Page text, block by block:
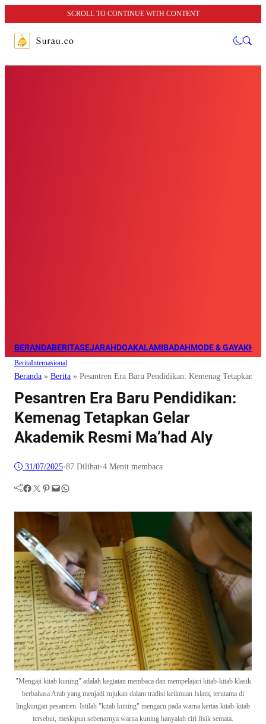
SCROLL TO CONTINUE WITH CONTENT
BERANDABERITASEJARAHDOAKALAMIBADAHMODE & GAYA
BeritaInternasional
Beranda » Berita » Pesantren Era Baru Pendidikan: Kemenag Tetapkan
Pesantren Era Baru Pendidikan:
Kemenag Tetapkan Gelar
Akademik Resmi Ma’had Aly
31/07/2025•87 Dilihat•4 Menit membaca
Facebook Twitter Pinterest Mail WhatsApp
"Mengaji kitab kuning" adalah kegiatan membaca dan mempelajari kitab-kitab klasik
berbahasa Arab yang menjadi rujukan dalam tradisi keilmuan Islam, terutama di
lingkungan pesantren. Istilah "kitab kuning" mengacu pada warna kertas kitab-kitab
tersebut, meskipun sebenarnya warna kuning hanyalah ciri fisik semata.